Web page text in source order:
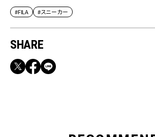
#FILA #スニーカー
SHARE